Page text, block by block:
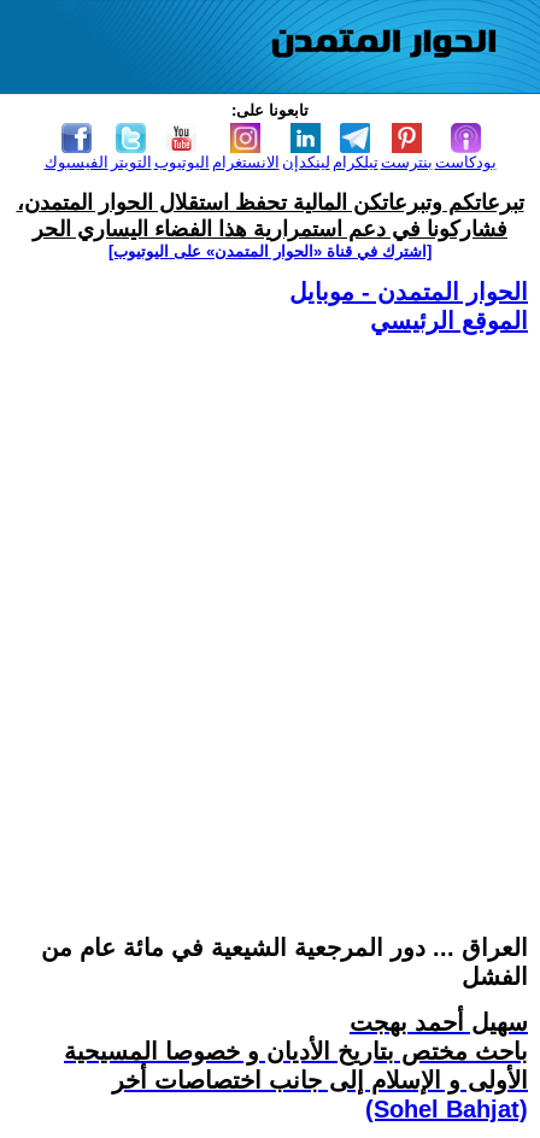
تابعونا على:
الفيسبوك التويتر اليوتيوب الانستغرام لينكدإن تيلكرامبنترست بودكاست
تبرعاتكم وتبرعاتكن المالية تحفظ استقلال الحوار المتمدن،
فشاركونا في دعم استمرارية هذا الفضاء اليساري الحر
[اشترك في قناة ‫«الحوار المتمدن» على اليوتيوب]
الحوار المتمدن - موبايل
الموقع الرئيسي
العراق ... دور المرجعية الشيعية في مائة عام من
الفشل
سهيل أحمد بهجت
باحث مختص بتاريخ الأديان و خصوصا المسيحية
الأولى و الإسلام إلى جانب اختصاصات أخر
(Sohel Bahjat)